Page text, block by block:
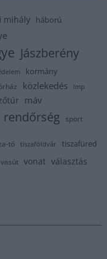
mihály háború
Jászberény
kormány
közlekedés lmp
máv
rendőrség sport
tó tiszaföldvár tiszafüred
vasút vonat választás